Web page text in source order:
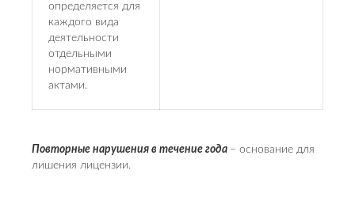
определяется для
каждого вида
деятельности
отдельными
нормативными
актами.
Повторные нарушения в течение года – основание для
лишения лицензии.